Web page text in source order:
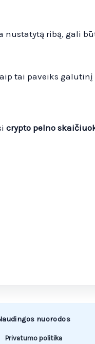
nustatytą ribą, gali
tai paveiks galutinį
crypto pelno
nuorodos
Privatumo politika